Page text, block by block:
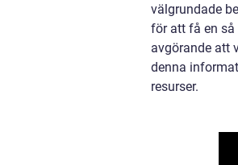
välgrundade
för att få en så
avgörande att
denna
resurser.